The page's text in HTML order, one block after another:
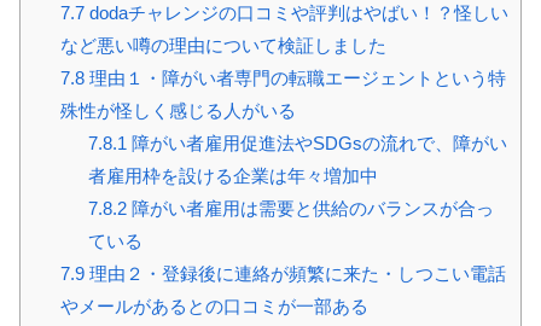
7.7dodaチャレンジの口コミや評判はやばい！？怪しい
など悪い噂の理由について検証しました
7.8理由１・障がい者専門の転職エージェントという特
殊性が怪しく感じる人がいる
7.8.1 障がい者雇用促進法やSDGsの流れで、障がい
者雇用枠を設ける企業は年々増加中
7.8.2障がい者雇用は需要と供給のバランスが合っ
ている
7.9理由２・登録後に連絡が頻繁に来た・しつこい電話
やメールがあるとの口コミが一部ある